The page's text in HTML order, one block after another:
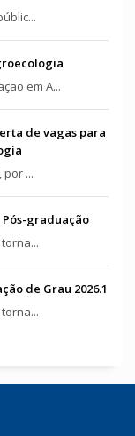
em A...
de vagas para
por ...
graduação
de Grau 2026.1